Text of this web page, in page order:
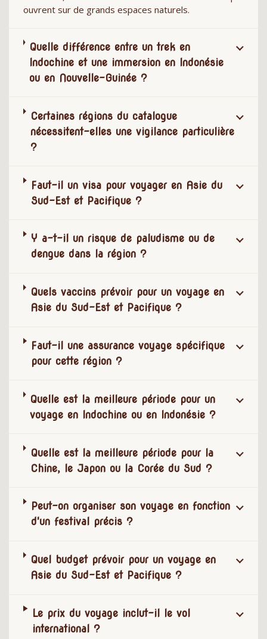
ouvrent sur de grands espaces naturels.
Quelle différence entre un trek en
Indochine et une immersion en Indonésie
ou en Nouvelle-Guinée ?
Certaines régions du catalogue
nécessitent-elles une vigilance particulière
?
Faut-il un visa pour voyager en Asie du
Sud-Est et Pacifique ?
Y a-t-il un risque de paludisme ou de
dengue dans la région ?
Quels vaccins prévoir pour un voyage en
Asie du Sud-Est et Pacifique ?
Faut-il une assurance voyage spécifique
pour cette région ?
Quelle est la meilleure période pour un
voyage en Indochine ou en Indonésie ?
Quelle est la meilleure période pour la
Chine, le Japon ou la Corée du Sud ?
Peut-on organiser son voyage en fonction
d'un festival précis ?
Quel budget prévoir pour un voyage en
Asie du Sud-Est et Pacifique ?
Le prix du voyage inclut-il le vol
international ?